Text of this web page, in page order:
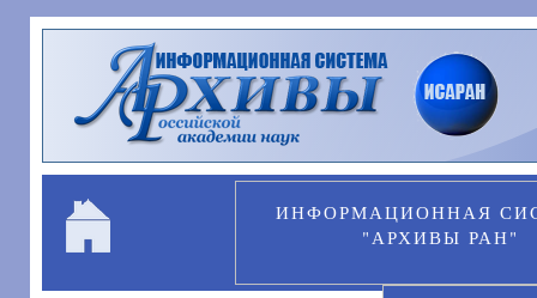
Перейти к основному содержанию
ИНФОРМАЦИОННАЯ
"АРХИВЫ РАН"